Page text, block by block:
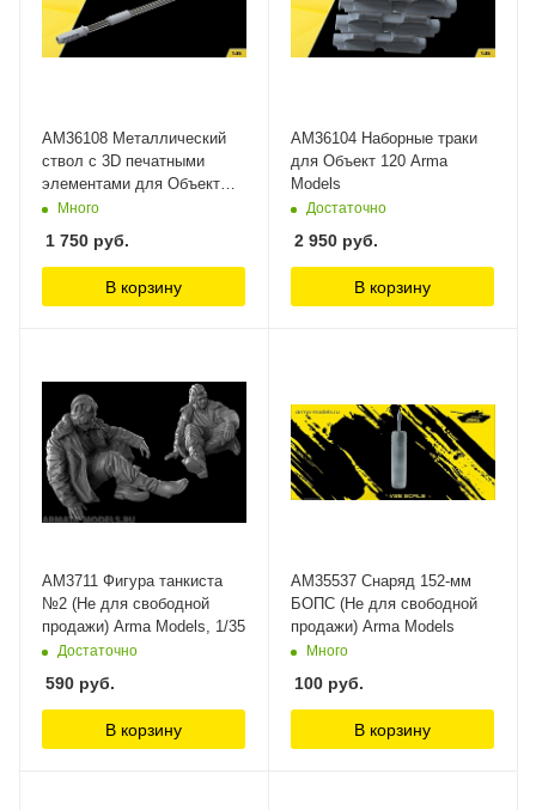
AM36108 Металлический
ствол c 3D печатными
элементами для Объект
120 (Не для свободной
Много
1 750 руб.
В корзину
AM36104 Наборные траки
для Объект 120 Arma
Models
Достаточно
2 950 руб.
В корзину
AM3711 Фигура танкиста
№2 (Не для свободной
продажи) Arma Models, 1/35
Достаточно
590 руб.
В корзину
AM35537 Снаряд 152-мм
БОПС (Не для свободной
продажи) Arma Models
Много
100 руб.
В корзину